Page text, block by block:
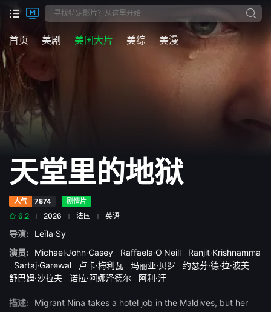
首页 美剧 美国大片 美综 美漫
天堂里的地狱
人气 7874 剧情片
6.2 2026 法国 英语
导演:
Leïla·Sy
演员:
Michael·John·Casey Raffaela·O'Neill
Ranjit·Krishnamma
Sartaj·Garewal
卢卡·梅利瓦 玛丽亚·贝罗
约瑟芬·德·拉·波美
舒巴姆·沙拉夫
诺拉·阿娜泽德尔 阿利·汗
描述:
Migrant Nina takes a hotel job in the Maldives, but her